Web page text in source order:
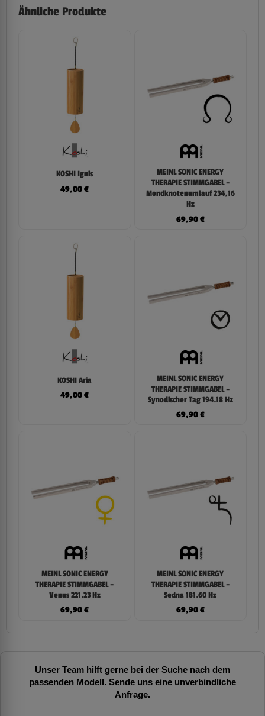
Ähnliche Produkte
KOSHI Ignis
49,00€
MEINL SONIC ENERGY
THERAPIE STIMMGABEL –
Mondknotenumlauf 234,16
Hz
69,90€
KOSHI Aria
49,00€
MEINL SONIC ENERGY
THERAPIE STIMMGABEL –
Synodischer Tag 194.18 Hz
69,90€
MEINL SONIC ENERGY
THERAPIE STIMMGABEL –
Venus 221.23 Hz
69,90€
MEINL SONIC ENERGY
THERAPIE STIMMGABEL –
Sedna 181.60 Hz
69,90€
Unser Team hilft gerne bei der Suche nach dem
passenden Modell. Sende uns eine unverbindliche
Anfrage.